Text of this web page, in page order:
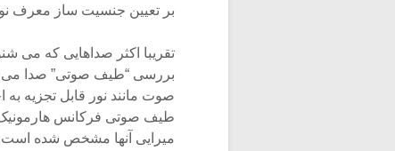
بر تعیین جنسیت ساز معرف
تقریبا اکثر صداهایی که می
بررسی “طیف صوتی” صدا می
صوت مانند نور قابل تجزیه
طیف صوتی فرکانس هارمونیک
میرایی آنها مشخص شده